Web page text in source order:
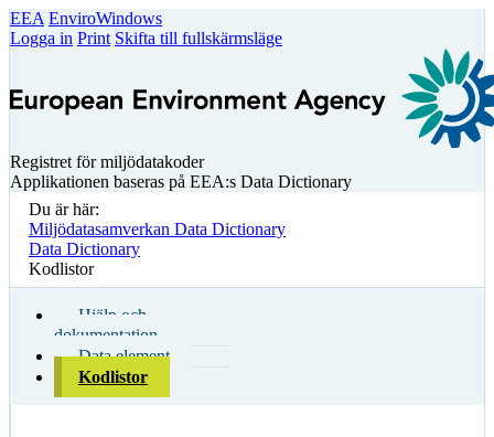
EEA EnviroWindows
Logga in Print Skifta till fullskärmsläge
Registret för miljödatakoder
Applikationen baseras på EEA:s Data Dictionary
Du är här:
Miljödatasamverkan Data Dictionary
Data Dictionary
Kodlistor
Hjälp och
dokumentation
Data element
Kodlistor